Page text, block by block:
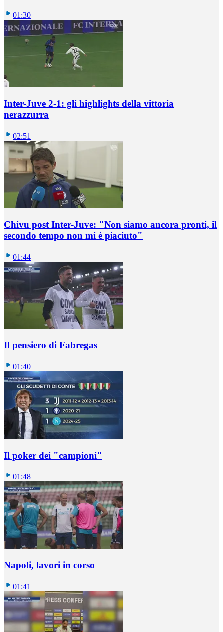
01:30
Inter-Juve 2-1: gli highlights della vittoria
nerazzurra
02:51
Chivu post Inter-Juve: "Non siamo ancora pronti, il
secondo tempo non mi è piaciuto"
01:44
Il pensiero di Fabregas
01:40
Il poker dei "campioni"
01:48
Napoli, lavori in corso
01:41